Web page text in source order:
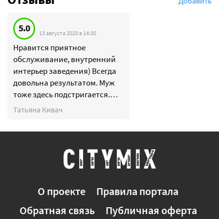
5.0 13 августа 2020 в 14:30
Нравится приятное
обслуживание, внутренний
интерьер заведения) Всегда
довольна результатом. Муж
тоже здесь подстригается.
Цены не выше, чем у других.
Татьяна Кивач
О проекте
Правила портала
Обратная связь
Публичная оферта